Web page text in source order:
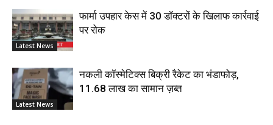
Latest News
फार्मा उपहार केस में 30 डॉक्टरों के खिलाफ कार्रवाई
पर रोक
Latest News
नकली कॉस्मेटिक्स बिक्री रैकेट का भंडाफोड़,
11.68 लाख का सामान ज़ब्त